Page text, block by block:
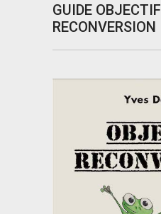
GUIDE OBJECTIF
RECONVERSION